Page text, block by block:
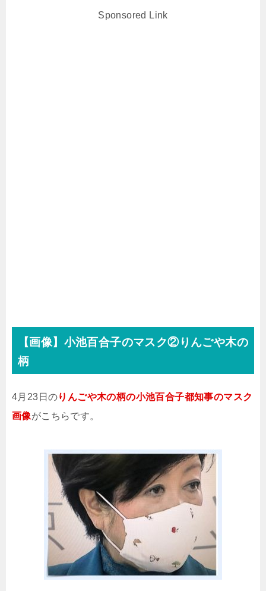
Sponsored Link
【画像】小池百合子のマスク②りんごや木の
柄
4月23日のりんごや木の柄の小池百合子都知事のマスク
画像がこちらです。